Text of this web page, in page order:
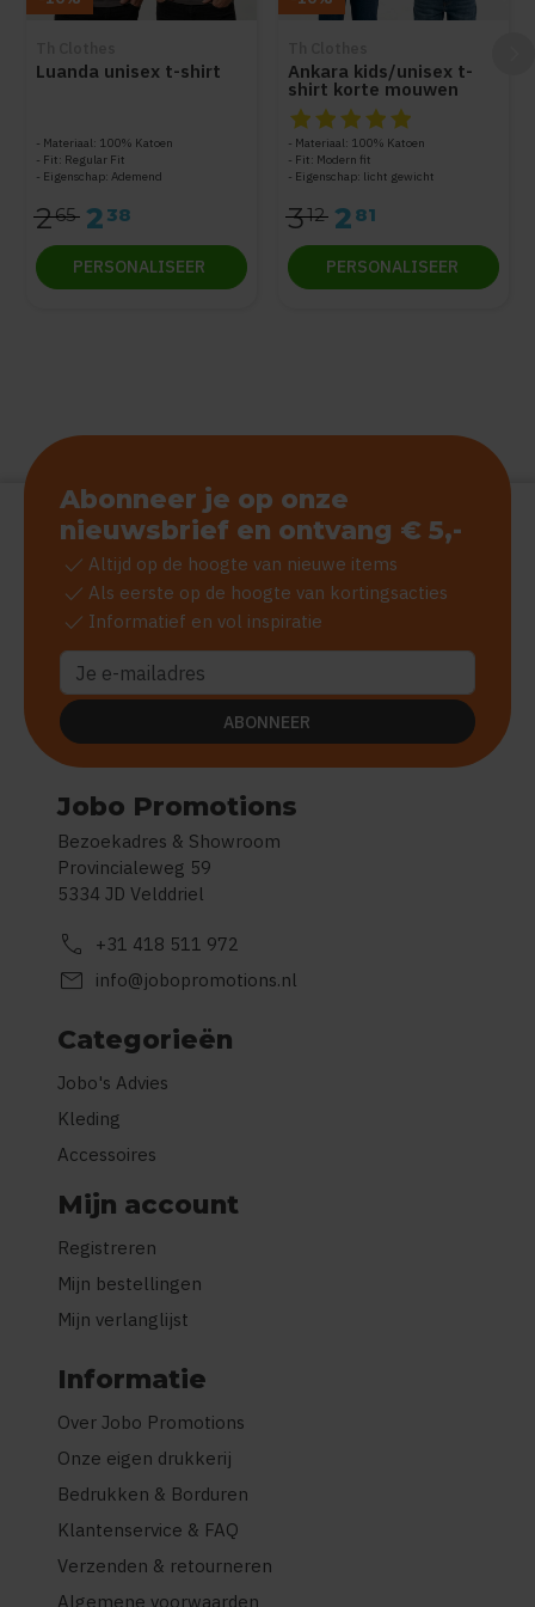
Luanda unisex t-shirt
Materiaal: 100% Katoen
Fit: Regular Fit
Eigenschap: Ademend
265 2 38
PERSONALISEER
Ankara kids/unisex t-
shirt korte mouwen
De beoordeling van dit
Materiaal: 100% Katoen
Fit: Modern fit
Eigenschap: licht gewicht
312 2 81
PERSONALISEER
Jobo Promotions
Bezoekadres & Showroom
Provincialeweg 59
5334 JD Velddriel
call +31 418 511 972
mail info@jobopromotions.nl
Categorieën
Jobo's Advies
Kleding
Accessoires
Mijn account
Registreren
Mijn bestellingen
Mijn verlanglijst
Informatie
Over Jobo Promotions
Onze eigen drukkerij
Bedrukken & Borduren
Klantenservice & FAQ
Verzenden & retourneren
Algemene voorwaarden
Abonneer je op onze
nieuwsbrief en ontvang € 5,-
check Altijd op de hoogte van nieuwe items
check Als eerste op de hoogte van kortingsacties
check Informatief en vol inspiratie
ABONNEER